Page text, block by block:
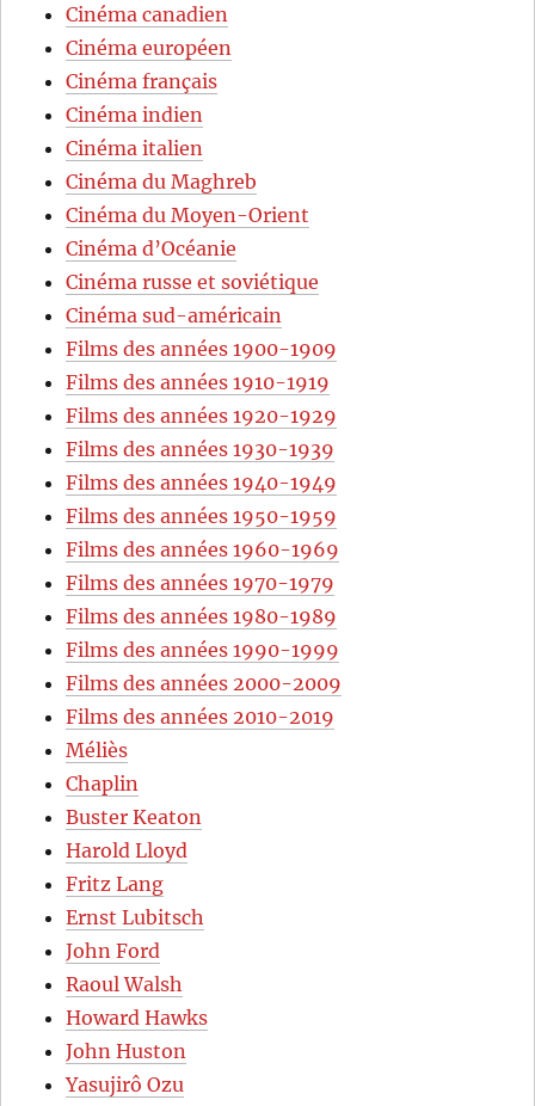
Cinéma canadien
Cinéma européen
Cinéma français
Cinéma indien
Cinéma italien
Cinéma du Maghreb
Cinéma du Moyen-Orient
Cinéma d’Océanie
Cinéma russe et soviétique
Cinéma sud-américain
Films des années 1900-1909
Films des années 1910-1919
Films des années 1920-1929
Films des années 1930-1939
Films des années 1940-1949
Films des années 1950-1959
Films des années 1960-1969
Films des années 1970-1979
Films des années 1980-1989
Films des années 1990-1999
Films des années 2000-2009
Films des années 2010-2019
Méliès
Chaplin
Buster Keaton
Harold Lloyd
Fritz Lang
Ernst Lubitsch
John Ford
Raoul Walsh
Howard Hawks
John Huston
Yasujirô Ozu